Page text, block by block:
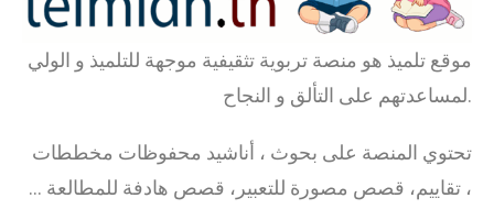
موقع تلميذ هو منصة تربوية تثقيفية موجهة للتلميذ و الولي
لمساعدتهم على التألق و النجاح.
تحتوي المنصة على بحوث ، أناشيد محفوظات مخططات
، تقاييم، قصص مصورة للتعبير، قصص هادفة للمطالعة …